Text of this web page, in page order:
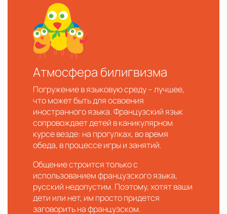
Атмосфера билигвизма
Погружение в языковую среду – лучшее,
что может быть для освоения
иностранного языка. Французский язык
сопровождает детей в каникулярном
курсе везде: на прогулках, во время
обеда, в процессе игры и занятий.
Общение строится только с
использованием французского языка,
русский недопустим. Поэтому, хотят ваши
дети или нет, им просто придется
заговорить на французском.